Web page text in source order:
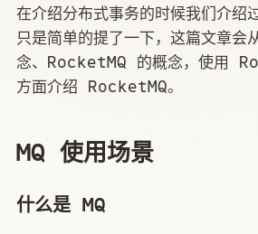
在介绍分布式事务的时候我们介
只是简单的提了一下，这篇文章
念、RocketMQ 的概念，使用
方面介绍 RocketMQ。
MQ 使用场景
什么是 MQ